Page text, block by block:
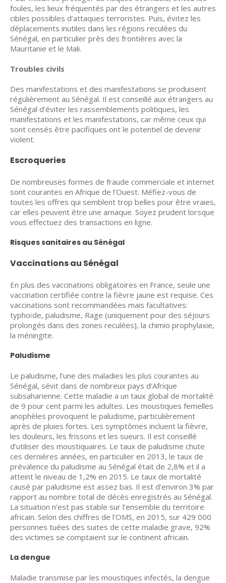
foules, les lieux fréquentés par des étrangers et les autres
cibles possibles d’attaques terroristes. Puis, évitez les
déplacements inutiles dans les régions reculées du
Sénégal, en particulier près des frontières avec la
Mauritanie et le Mali.
Troubles civils
Des manifestations et des manifestations se produisent
régulièrement au Sénégal. Il est conseillé aux étrangers au
Sénégal d’éviter les rassemblements politiques, les
manifestations et les manifestations, car même ceux qui
sont censés être pacifiques ont le potentiel de devenir
violent.
Escroqueries
De nombreuses formes de fraude commerciale et internet
sont courantes en Afrique de l’Ouest. Méfiez-vous de
toutes les offres qui semblent trop belles pour être vraies,
car elles peuvent être une arnaque. Soyez prudent lorsque
vous effectuez des transactions en ligne.
Risques sanitaires au Sénégal
Vaccinations au Sénégal
En plus des vaccinations obligatoires en France, seule une
vaccination certifiée contre la fièvre jaune est requise. Ces
vaccinations sont recommandées mais facultatives:
typhoïde, paludisme, Rage (uniquement pour des séjours
prolongés dans des zones reculées), la chimio prophylaxie,
la méningite.
Paludisme
Le paludisme, l’une des maladies les plus courantes au
Sénégal, sévit dans de nombreux pays d’Afrique
subsaharienne. Cette maladie a un taux global de mortalité
de 9 pour cent parmi les adultes. Les moustiques femelles
anophèles provoquent le paludisme, particulièrement
après de pluies fortes. Les symptômes incluent la fièvre,
les douleurs, les frissons et les sueurs. Il est conseillé
d’utiliser des moustiquaires. Le taux de paludisme chute
ces dernières années, en particulier en 2013, le taux de
prévalence du paludisme au Sénégal était de 2,8% et il a
atteint le niveau de 1,2% en 2015. Le taux de mortalité
causé par paludisme est assez bas. Il est d’environ 3% par
rapport au nombre total de décès enregistrés au Sénégal.
La situation n’est pas stable sur l’ensemble du territoire
africain. Selon des chiffres de l’OMS, en 2015, sur 429 000
personnes tuées des suites de cette maladie grave, 92%
des victimes se comptaient sur le continent africain.
La dengue
Maladie transmise par les moustiques infectés, la dengue